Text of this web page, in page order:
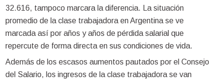
32.616, tampoco marcara la diferencia. La situación
promedio de la clase trabajadora en Argentina se ve
marcada así por años y años de pérdida salarial que
repercute de forma directa en sus condiciones de vida.
Además de los escasos aumentos pautados por el Consejo
del Salario, los ingresos de la clase trabajadora se van